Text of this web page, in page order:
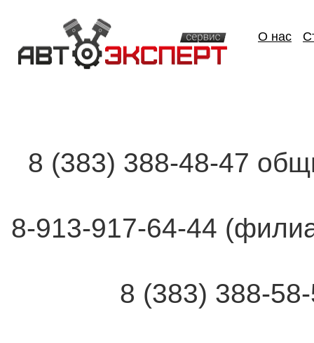
О нас
8 (383) 388-48-47
8-913-917-64-44
8 (383) 388-